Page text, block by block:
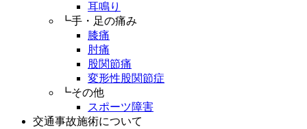
耳鳴り
┗手・足の痛み
膝痛
肘痛
股関節痛
変形性股関節症
┗その他
スポーツ障害
交通事故施術について